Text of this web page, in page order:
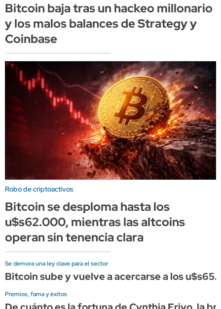
Bitcoin baja tras un hackeo millonario
y los malos balances de Strategy y
Coinbase
Robo de criptoactivos
Bitcoin se desploma hasta los
u$s62.000, mientras las altcoins
operan sin tenencia clara
Se demora una ley clave para el sector
Bitcoin sube y vuelve a acercarse a los
Premios, fama y éxitos